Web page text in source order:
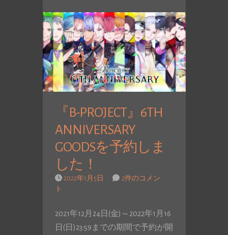
『B-PROJECT』6TH
ANNIVERSARY
GOODSを予約しま
した！
2022年1月5日
2件のコメン
ト
2021年12月24日(金)～2022年1月16
日(日)23:59までの期間で予約が開